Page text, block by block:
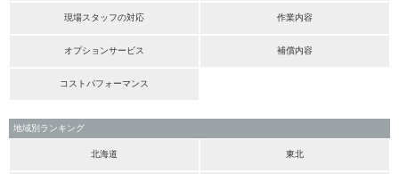
現場スタッフの対応 作業内容
オプションサービス 補償内容
コストパフォーマンス
地域別ランキング
北海道 東北